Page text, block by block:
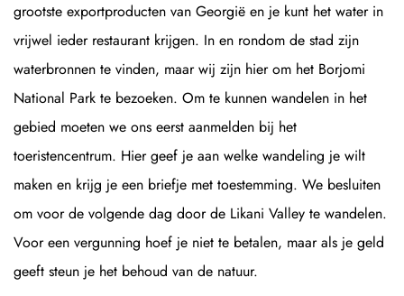
grootste exportproducten van Georgië en je kunt het water in
vrijwel ieder restaurant krijgen. In en rondom de stad zijn
waterbronnen te vinden, maar wij zijn hier om het Borjomi
National Park te bezoeken. Om te kunnen wandelen in het
gebied moeten we ons eerst aanmelden bij het
toeristencentrum. Hier geef je aan welke wandeling je wilt
maken en krijg je een briefje met toestemming. We besluiten
om voor de volgende dag door de Likani Valley te wandelen.
Voor een vergunning hoef je niet te betalen, maar als je geld
geeft steun je het behoud van de natuur.